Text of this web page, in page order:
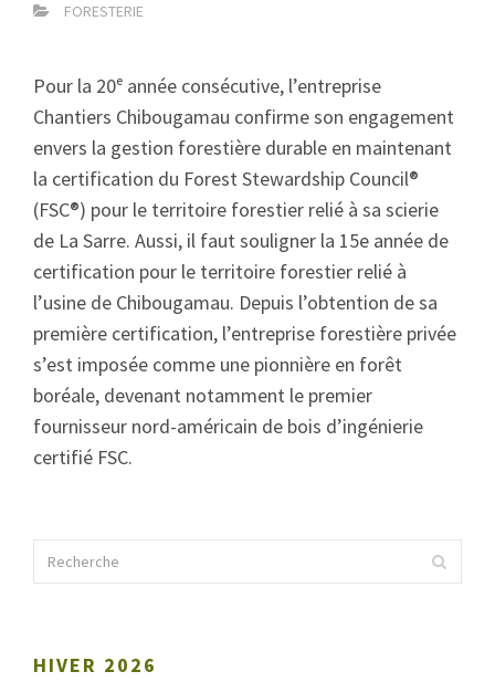
FORESTERIE
Pour la 20ᵉ année consécutive, l’entreprise
Chantiers Chibougamau confirme son engagement
envers la gestion forestière durable en maintenant
la certification du Forest Stewardship Council®
(FSC®) pour le territoire forestier relié à sa scierie
de La Sarre. Aussi, il faut souligner la 15e année de
certification pour le territoire forestier relié à
l’usine de Chibougamau. Depuis l’obtention de sa
première certification, l’entreprise forestière privée
s’est imposée comme une pionnière en forêt
boréale, devenant notamment le premier
fournisseur nord-américain de bois d’ingénierie
certifié FSC.
HIVER 2026